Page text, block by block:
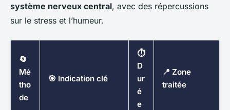
système nerveux central, avec des répercussions
sur le stress et l’humeur.
🔄
Mé
tho
de
🎯 Indication clé
⏱️
D
ur
é
e
📍 Zone
traitée